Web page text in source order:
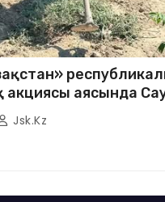
акциясы аясында
жұмыстарына
Jsk.kz